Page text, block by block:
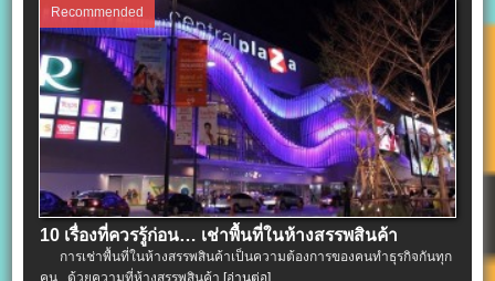
Recommended
10 เรื่องที่ควรรู้ก่อน… เช่าพื้นที่ในห้างสรรพสินค้า
การเช่าพื้นที่ในห้างสรรพสินค้าเป็นความต้องการของคนทำธุรกิจกันทุก
คน ด้วยความที่ห้างสรรพสินค้า[อ่านต่อ]